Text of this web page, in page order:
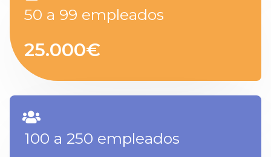
50 a 99 empleados
25.000€
100 a 250 empleados